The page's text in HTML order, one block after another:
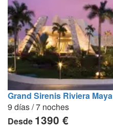
Grand Sirenis Riviera Maya
9 días / 7 noches
Desde 1390 €